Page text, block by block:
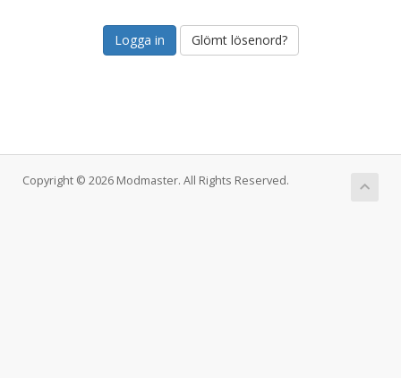
Glömt lösenord?
Copyright © 2026 Modmaster. All Rights Reserved.